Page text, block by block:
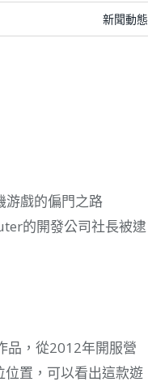
新聞動態
游戲的偏門之路
的開發公司社長被逮
品，從2012年開服營
置，可以看出這款遊